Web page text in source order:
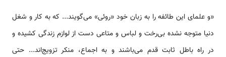
«و علمای این طائفه را به زبان خود «روئی» می‌گویند... که به کار و شغل
دنیا متوجه نشده بی‌رخت و لباس و متاعی دست از لوازم زندگی کشیده و
در راه باطل ثابت قدم می‌باشند و به اجماع، منکر تزویج‌اند... حتی